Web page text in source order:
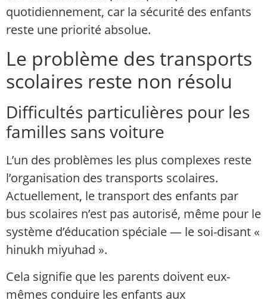
quotidiennement, car la sécurité des enfants
reste une priorité absolue.
Le problème des transports
scolaires reste non résolu
Difficultés particulières pour les
familles sans voiture
L’un des problèmes les plus complexes reste
l’organisation des transports scolaires.
Actuellement, le transport des enfants par
bus scolaires n’est pas autorisé, même pour le
système d’éducation spéciale — le soi-disant «
hinukh miyuhad ».
Cela signifie que les parents doivent eux-
mêmes conduire les enfants aux